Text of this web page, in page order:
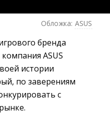
Обложка: ASUS
бренда
ASUS
истории
по заверениям
с